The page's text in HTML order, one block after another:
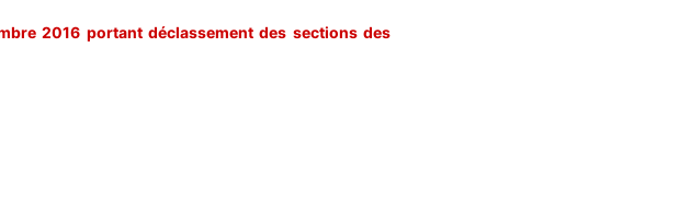
2016 portant déclassement des sections des